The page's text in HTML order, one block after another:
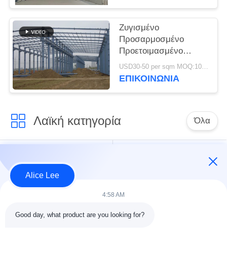
Ζυγισμένο
Προσαρμοσμένο
Προετοιμασμένο
Χάλυβα Κτίριο Πλαίσιο
Κτίριο Προμήθειες
USD30-50 per sqm MOQ:1000 τ.μ.
ΕΠΙΚΟΙΝΩΝΙΑ
Λαϊκή κατηγορία Όλα
χάλυβα
Αρχιτεκτονικός
Alice Lee
4:58 AM
Good day, what product are you looking for?